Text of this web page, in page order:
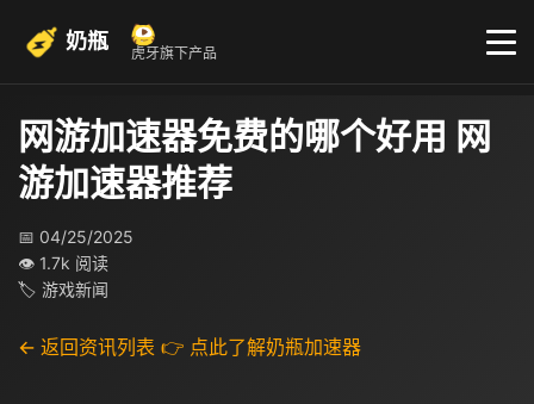
奶瓶 虎牙旗下产品
网游加速器免费的哪个好用 网
游加速器推荐
📅 04/25/2025
👁 1.7k 阅读
🏷 游戏新闻
← 返回资讯列表 👉 点此了解奶瓶加速器